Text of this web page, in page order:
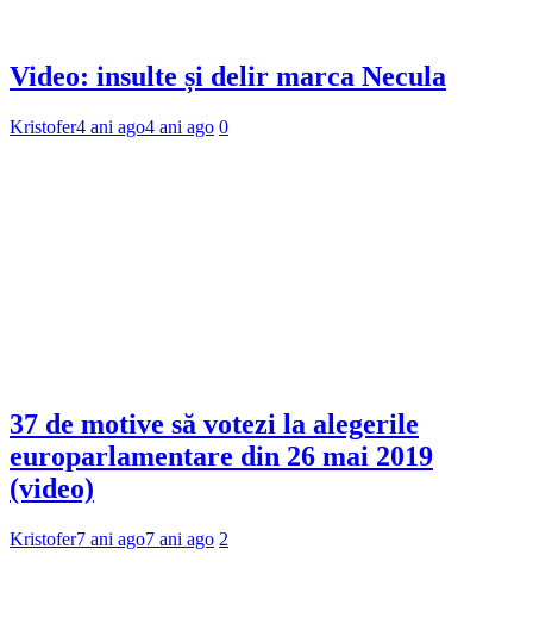
Video: insulte și delir marca Necula
Kristofer4 ani ago4 ani ago 0
37 de motive să votezi la alegerile
europarlamentare din 26 mai 2019
(video)
Kristofer7 ani ago7 ani ago 2